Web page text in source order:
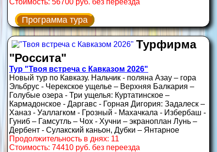
Стоимость: 56700 руб. без переезда
Программа тура
Турфирма
"Россита"
Тур "Твоя встреча с Кавказом 2026"
Новый тур по Кавказу. Нальчик - поляна Азау – гора
Эльбрус - Черекское ущелье – Верхняя Балкария –
Голубые озера - Три ущелья: Куртатинское –
Кармадонское - Даргавс - Горная Дигория: Задалеск –
Ханаз - Уаллагком - Грозный - Махачкала - Избербаш -
Гуниб – Гамсутль – Чох - Хучни – экраноплан Лунь –
Дербент - Сулакский каньон, Дубки – Янтарное
Продолжительность в днях: 11
Стоимость: 74410 руб. без переезда